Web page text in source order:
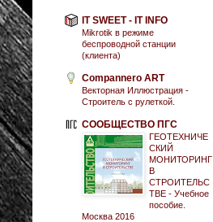
IT SWEET - IT INFO
Mikrotik в режиме
беспроводной станции
(клиента)
Compannero ART
Векторная Иллюстрация -
Строитель с рулеткой.
СООБЩЕСТВО ПГС
ГЕОТЕХНИЧЕ
СКИЙ
МОНИТОРИНГ
В
СТРОИТЕЛЬС
ТВЕ - Учебное
пособие.
Москва 2016